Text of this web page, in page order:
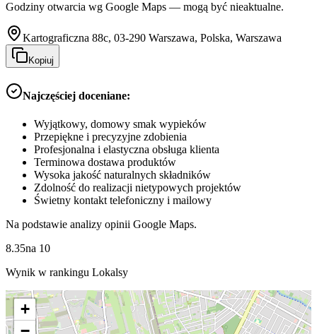
Godziny otwarcia wg Google Maps — mogą być nieaktualne.
Kartograficzna 88c, 03-290 Warszawa, Polska, Warszawa
Kopiuj
Najczęściej doceniane:
Wyjątkowy, domowy smak wypieków
Przepiękne i precyzyjne zdobienia
Profesjonalna i elastyczna obsługa klienta
Terminowa dostawa produktów
Wysoka jakość naturalnych składników
Zdolność do realizacji nietypowych projektów
Świetny kontakt telefoniczny i mailowy
Na podstawie analizy opinii Google Maps.
8.35na 10
Wynik w rankingu Lokalsy
+